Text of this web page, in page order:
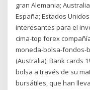
gran Alemania;
España; Estados
interesantes para el
cima-top forex
moneda-bolsa-fondos-
(Australia), Bank cards
bolsa a través de su
bursátiles, que han